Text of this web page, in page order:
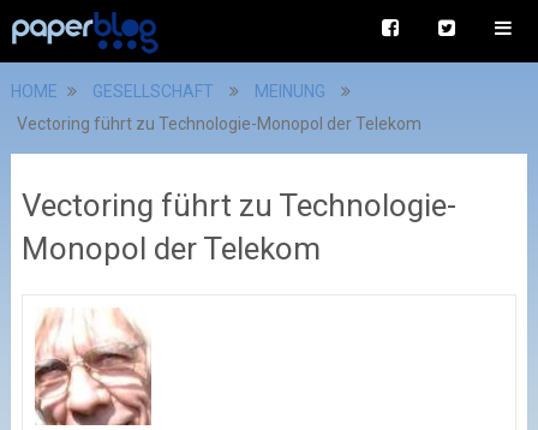
HOME GESELLSCHAFT
MEINUNG
Vectoring führt zu Technologie-Monopol der Telekom
Vectoring führt zu Technologie-
Monopol der Telekom